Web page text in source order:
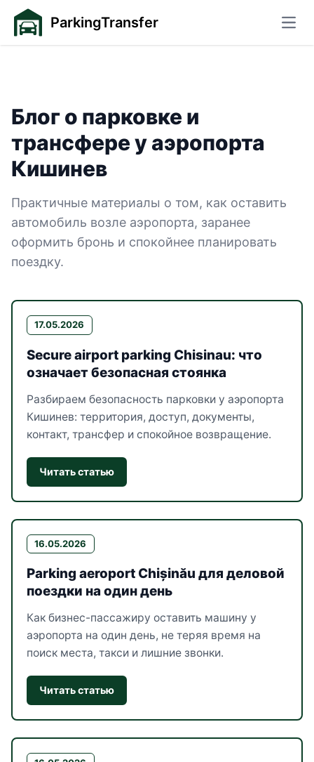
ParkingTransfer
Блог о парковке и
трансфере у аэропорта
Кишинев— страница 4
Практичные материалы о том, как оставить
автомобиль возле аэропорта, заранее
оформить бронь и спокойнее планировать
поездку.
17.05.2026
Secure airport parking Chisinau: что
означает безопасная стоянка
Разбираем безопасность парковки у аэропорта
Кишинев: территория, доступ, документы,
контакт, трансфер и спокойное возвращение.
Читать статью
16.05.2026
Parking aeroport Chișinău для деловой
поездки на один день
Как бизнес-пассажиру оставить машину у
аэропорта на один день, не теряя время на
поиск места, такси и лишние звонки.
Читать статью